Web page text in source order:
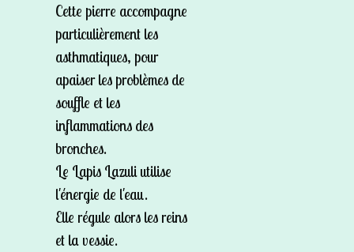
Cette pierre accompagne
particulièrement les
asthmatiques, pour
apaiser les problèmes de
souffle et les
inflammations des
bronches.
Le Lapis Lazuli utilise
l'énergie de l'eau.
Elle régule alors les reins
et la vessie.